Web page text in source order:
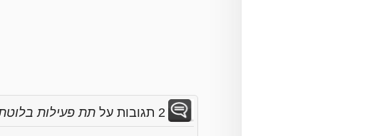
2 תגובות על תת פעילות